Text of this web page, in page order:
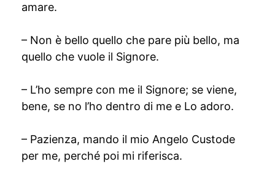
amare.
– Non è bello quello che pare più bello, ma
quello che vuole il Signore.
– L’ho sempre con me il Signore; se viene,
bene, se no l’ho dentro di me e Lo adoro.
– Pazienza, mando il mio Angelo Custode
per me, perché poi mi riferisca.